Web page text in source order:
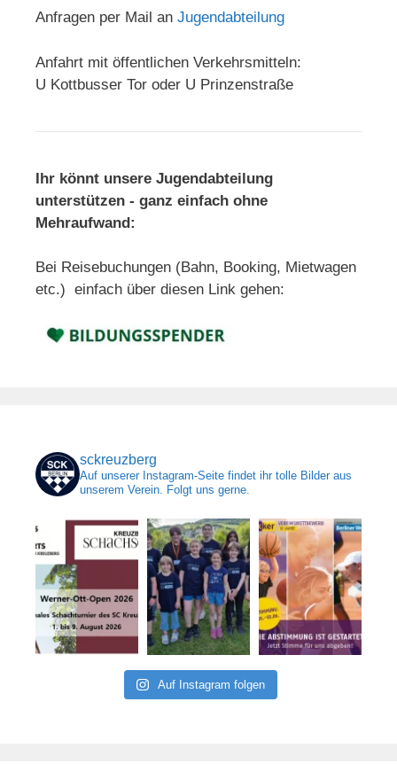
Anfragen per Mail an Jugendabteilung
Anfahrt mit öffentlichen Verkehrsmitteln:
U Kottbusser Tor oder U Prinzenstraße
Ihr könnt unsere Jugendabteilung
unterstützen - ganz einfach ohne
Mehraufwand:
Bei Reisebuchungen (Bahn, Booking, Mietwagen
etc.) einfach über diesen Link gehen:
sckreuzberg
Auf unserer Instagram-Seite findet ihr tolle Bilder aus
unserem Verein. Folgt uns gerne.
Auf Instagram folgen